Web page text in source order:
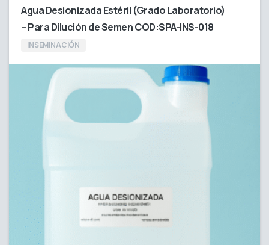
Agua Desionizada Estéril (Grado Laboratorio)
– Para Dilución de Semen COD:SPA-INS-018
INSEMINACIÓN